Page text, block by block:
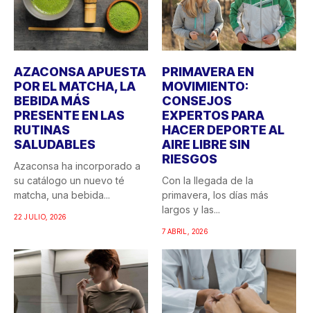
AZACONSA APUESTA
POR EL MATCHA, LA
BEBIDA MÁS
PRESENTE EN LAS
RUTINAS
SALUDABLES
Azaconsa ha incorporado a
su catálogo un nuevo té
matcha, una bebida...
22 JULIO, 2026
PRIMAVERA EN
MOVIMIENTO:
CONSEJOS
EXPERTOS PARA
HACER DEPORTE AL
AIRE LIBRE SIN
RIESGOS
Con la llegada de la
primavera, los días más
largos y las...
7 ABRIL, 2026